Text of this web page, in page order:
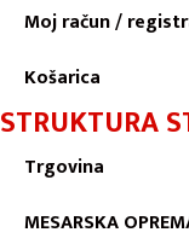
Moj račun /
Košarica
STRUKTURA
Trgovina
MESARSKA